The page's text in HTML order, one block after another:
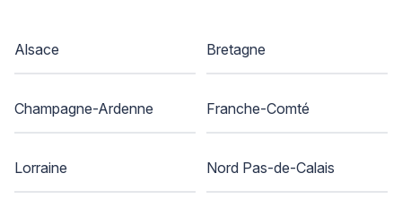
Alsace Bretagne
Champagne-Ardenne Franche-Comté
Lorraine Nord Pas-de-Calais